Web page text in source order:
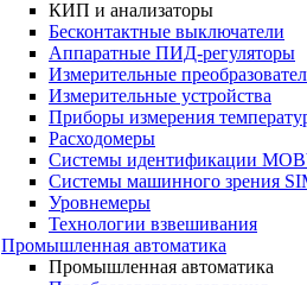
КИП и анализаторы
Бесконтактные выключатели
Аппаратные ПИД-регуляторы
Измерительные
Измерительные устройства
Приборы измерения
Расходомеры
Системы идентификации
Системы машинного зрения
Уровнемеры
Технологии взвешивания
Промышленная автоматика
Промышленная автоматика